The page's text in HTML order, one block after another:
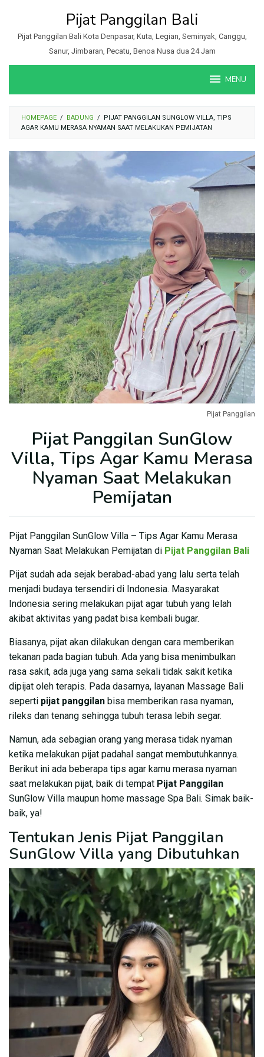
konten
Pijat Panggilan Bali
Pijat Panggilan Bali Kota Denpasar, Kuta, Legian, Seminyak, Canggu,
Sanur, Jimbaran, Pecatu, Benoa Nusa dua 24 Jam
MENU
HOMEPAGE / BADUNG /
PIJAT PANGGILAN SUNGLOW VILLA, TIPS
AGAR KAMU MERASA NYAMAN SAAT MELAKUKAN PEMIJATAN
Pijat Panggilan
Pijat Panggilan SunGlow
Villa, Tips Agar Kamu Merasa
Nyaman Saat Melakukan
Pemijatan
Pijat Panggilan SunGlow Villa – Tips Agar Kamu Merasa
Nyaman Saat Melakukan Pemijatan di Pijat Panggilan Bali
Pijat sudah ada sejak berabad-abad yang lalu serta telah
menjadi budaya tersendiri di Indonesia. Masyarakat
Indonesia sering melakukan pijat agar tubuh yang lelah
akibat aktivitas yang padat bisa kembali bugar.
Biasanya, pijat akan dilakukan dengan cara memberikan
tekanan pada bagian tubuh. Ada yang bisa menimbulkan
rasa sakit, ada juga yang sama sekali tidak sakit ketika
dipijat oleh terapis. Pada dasarnya, layanan Massage Bali
seperti pijat panggilan bisa memberikan rasa nyaman,
rileks dan tenang sehingga tubuh terasa lebih segar.
Namun, ada sebagian orang yang merasa tidak nyaman
ketika melakukan pijat padahal sangat membutuhkannya.
Berikut ini ada beberapa tips agar kamu merasa nyaman
saat melakukan pijat, baik di tempat Pijat Panggilan
SunGlow Villa maupun home massage Spa Bali. Simak baik-
baik, ya!
Tentukan Jenis Pijat Panggilan
SunGlow Villa yang Dibutuhkan